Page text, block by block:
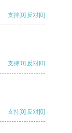
支持[0] 反对[0]
支持[0] 反对[0]
支持[0] 反对[0]